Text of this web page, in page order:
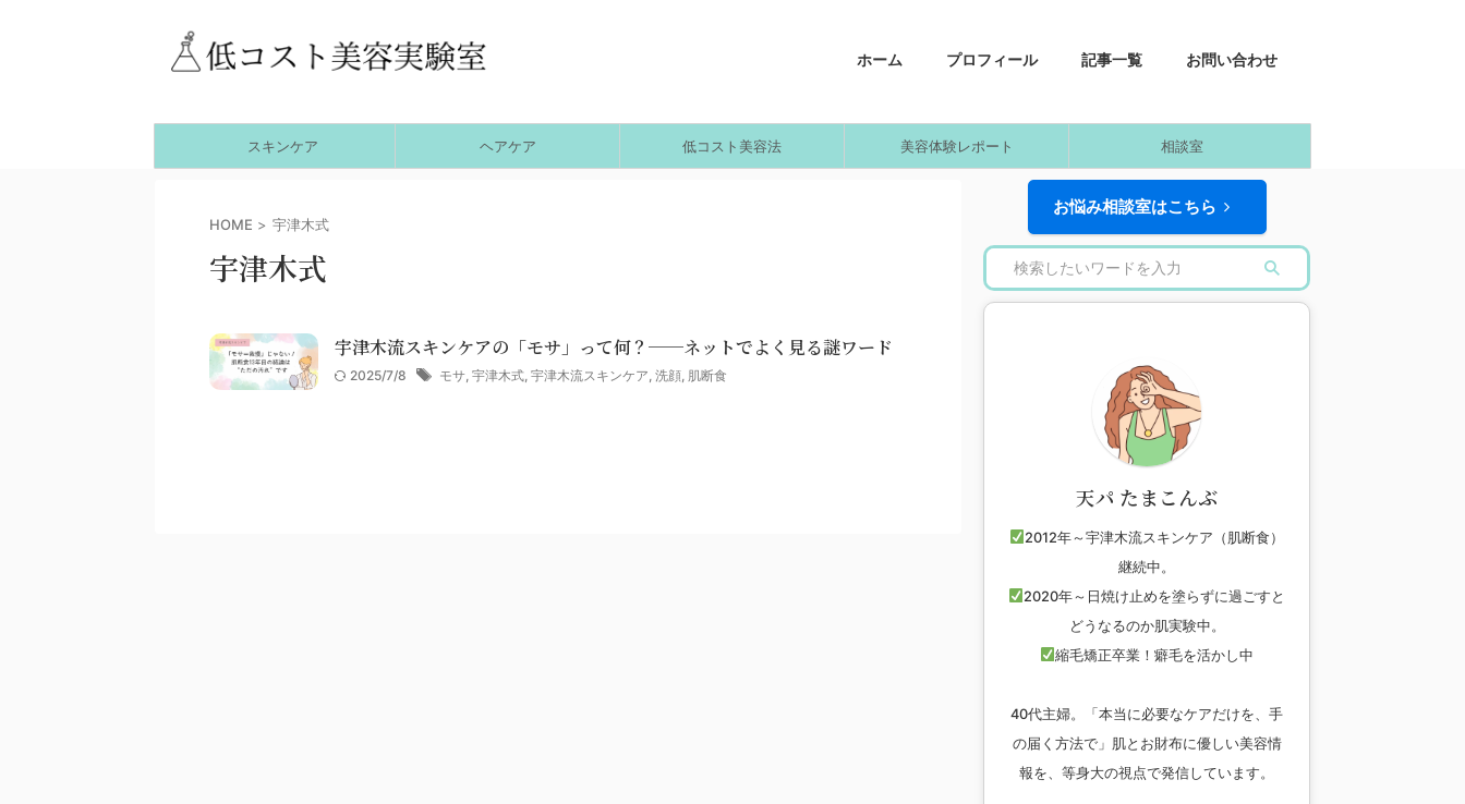
ホーム プロフィール 記事一覧 お問い合わせ
スキンケア ヘアケア 低コスト美容法 美容体験レポート 相談室
HOME > 宇津木式
宇津木式
宇津木流スキンケアの「モサ」って何？──ネットでよく見る謎ワード
2025/7/8 モサ 宇津木式 宇津木流スキンケア 洗顔 肌断食
お悩み相談室はこちら
天パ たまこんぶ
2012年～宇津木流スキンケア（肌断食）
継続中。
2020年～日焼け止めを塗らずに過ごすと
どうなるのか肌実験中。
縮毛矯正卒業！癖毛を活かし中
40代主婦。「本当に必要なケアだけを、手
の届く方法で」肌とお財布に優しい美容情
報を、等身大の視点で発信しています。